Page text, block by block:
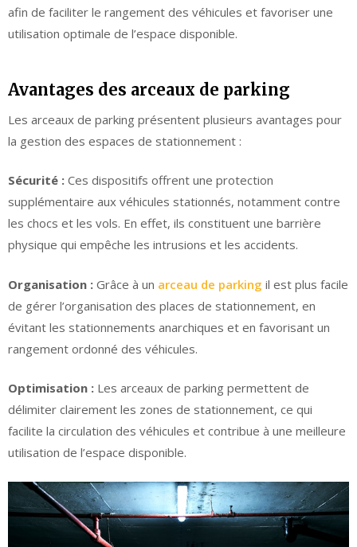
afin de faciliter le rangement des véhicules et favoriser une
utilisation optimale de l’espace disponible.
Avantages des arceaux de parking
Les arceaux de parking présentent plusieurs avantages pour
la gestion des espaces de stationnement :
Sécurité : Ces dispositifs offrent une protection
supplémentaire aux véhicules stationnés, notamment contre
les chocs et les vols. En effet, ils constituent une barrière
physique qui empêche les intrusions et les accidents.
Organisation : Grâce à un arceau de parking il est plus facile
de gérer l’organisation des places de stationnement, en
évitant les stationnements anarchiques et en favorisant un
rangement ordonné des véhicules.
Optimisation : Les arceaux de parking permettent de
délimiter clairement les zones de stationnement, ce qui
facilite la circulation des véhicules et contribue à une meilleure
utilisation de l’espace disponible.